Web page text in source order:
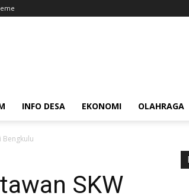
INFO DESA EKONOMI OLAHRAGA
Bengkulu
SKW